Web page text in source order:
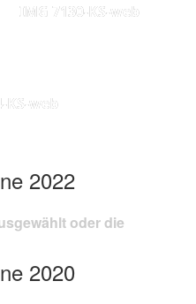
IMG 7130-KS-web
KS-web
2022
oder die
2020